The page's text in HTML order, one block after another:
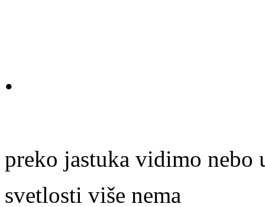
•
preko jastuka vidimo nebo
svetlosti više nema